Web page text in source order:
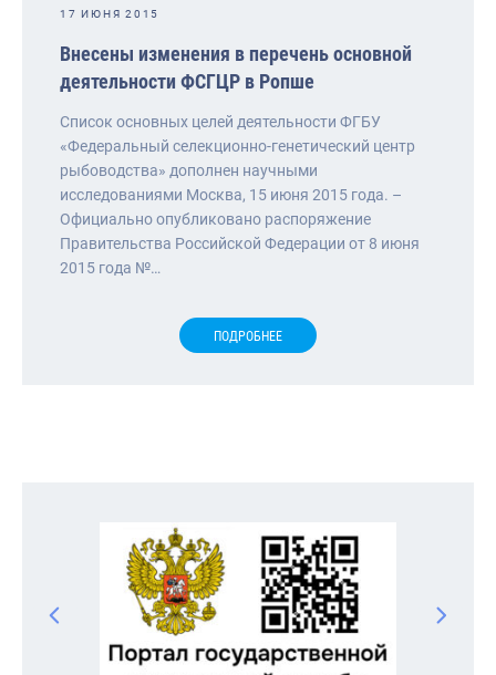
17 ИЮНЯ 2015
Внесены изменения в перечень основной
деятельности ФСГЦР в Ропше
Список основных целей деятельности ФГБУ
«Федеральный селекционно-генетический центр
рыбоводства» дополнен научными
исследованиями Москва, 15 июня 2015 года. –
Официально опубликовано распоряжение
Правительства Российской Федерации от 8 июня
2015 года №…
ПОДРОБНЕЕ